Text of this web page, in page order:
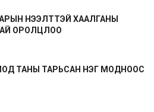
НЭЭЛТТЭЙ ХААЛГАНЫ
ОРОЛЦЛОО
ТАНЫ ТАРЬСАН НЭГ МОДНООС